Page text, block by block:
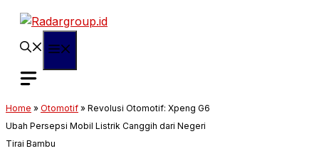
Langsung
Home » Otomotif » Revolusi Otomotif: Xpeng G6
Ubah Persepsi Mobil Listrik Canggih dari Negeri
Tirai Bambu